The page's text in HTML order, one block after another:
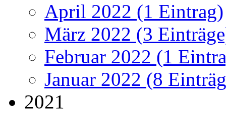
April 2022 (1 Eintrag)
März 2022 (3
Februar 2022 (1
Januar 2022 (8
2021